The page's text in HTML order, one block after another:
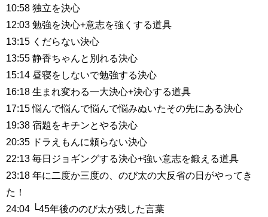
10:58 独立を決心
12:03 勉強を決心+意志を強くする道具
13:15 くだらない決心
13:55 静香ちゃんと別れる決心
15:14 昼寝をしないで勉強する決心
16:18 生まれ変わる一大決心+決心する道具
17:15 悩んで悩んで悩んで悩みぬいたその先にある決心
19:38 宿題をキチンとやる決心
20:35 ドラえもんに頼らない決心
22:13 毎日ジョギングする決心+強い意志を鍛える道具
23:18 年に二度か三度の、のび太の大反省の日がやってき
た！
24:04 └45年後ののび太が残した言葉